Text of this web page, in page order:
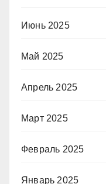
Июнь 2025
Май 2025
Апрель 2025
Март 2025
Февраль 2025
Январь 2025